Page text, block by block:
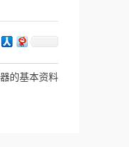
的基本资料